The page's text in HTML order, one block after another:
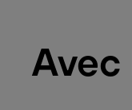
Avec